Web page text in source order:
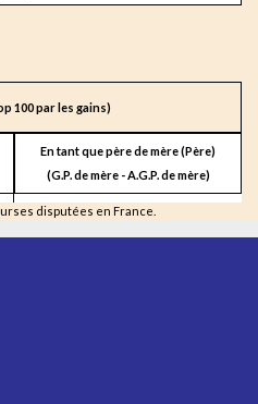
100 par les gains)
En tant que père de mère (Père)
(G.P. de mère - A.G.P. de mère)
disputées en France.